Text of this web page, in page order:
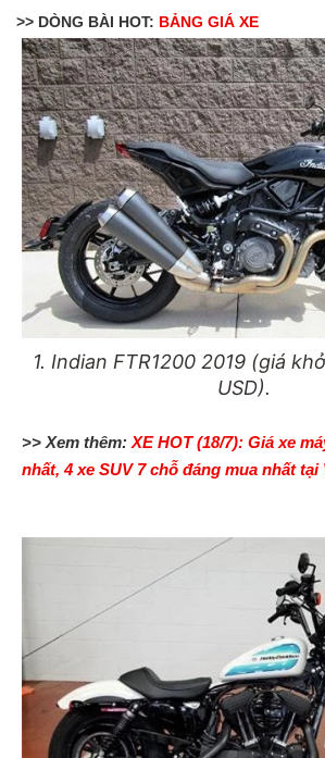
>> DÒNG BÀI HOT: BẢNG GIÁ XE
1. Indian FTR1200 2019 (giá
USD).
>> Xem thêm:XE HOT (18/7): Giá xe
nhất, 4 xe SUV 7 chỗ đáng mua nhất tại